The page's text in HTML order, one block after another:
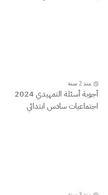
منذ 2 سنة
أجوبة أسئلة التمهيدي 2024
اجتماعيات سادس ابتدائي